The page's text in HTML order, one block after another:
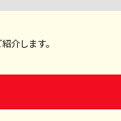
介します。